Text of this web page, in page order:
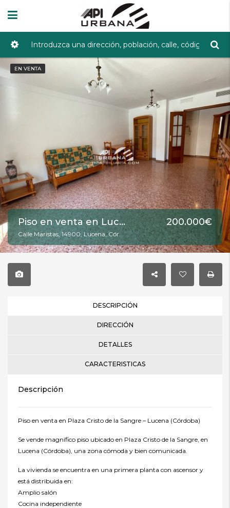
EN VENTA
Piso en venta en Lucena de 129 m2 REF:5474
Calle Maristas, 14900, Lucena, Córdoba
200.000€
DESCRIPCIÓN
DIRECCIÓN
DETALLES
CARACTERISTICAS
Descripción
Piso en venta en Plaza Cristo de la Sangre – Lucena (Córdoba)
Se vende magnífico piso ubicado en Plaza Cristo de la Sangre, en
Lucena (Córdoba), una zona cómoda y bien comunicada.
La vivienda se encuentra en una primera planta con ascensor y
está distribuida en:
Amplio salón
Cocina independiente